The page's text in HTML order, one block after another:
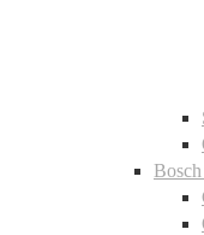
Bosch